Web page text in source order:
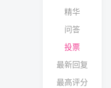
精华
问答
投票
最新回复
最高评分